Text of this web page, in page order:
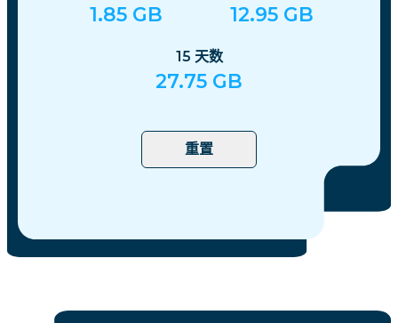
1.85 GB 12.95 GB
15 天数
27.75 GB
重置